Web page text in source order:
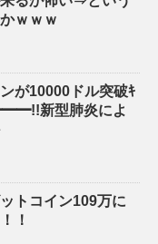
ｗｗｗ
が10000ドル突破ｷ
新型肺炎によ
トコイン109万に
！